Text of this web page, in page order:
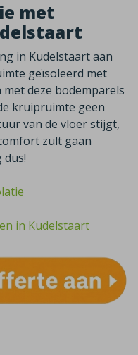
met
in Kudelstaart aan
geïsoleerd met
deze bodemparels
kruipruimte geen
van de vloer stijgt,
zult gaan
dus!
in Kudelstaart